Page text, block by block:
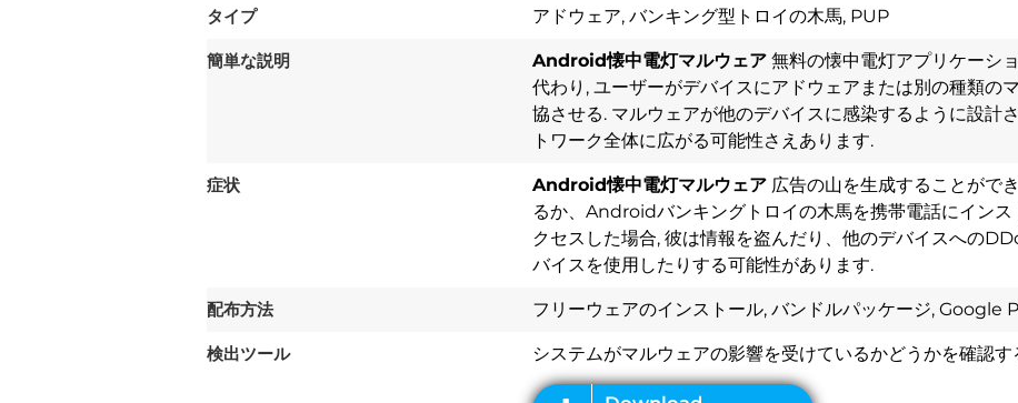
タイプ アドウェア, バンキング型トロイの木馬, PUP
簡単な説明 Android懐中電灯マルウェア 無料の懐中電灯アプリケーシ
代わり, ユーザーがデバイスにアドウェアまたは別の種類の
協させる. マルウェアが他のデバイスに感染するように設計
トワーク全体に広がる可能性さえあります.
症状 Android懐中電灯マルウェア 広告の山を生成することがで
るか、Androidバンキングトロイの木馬を携帯電話にインス
クセスした場合, 彼は情報を盗んだり、他のデバイスへの
バイスを使用したりする可能性があります.
配布方法 フリーウェアのインストール, バンドルパッケージ, Google
検出ツール システムがマルウェアの影響を受けているかどうかを確認す
Download
Spy Hunter